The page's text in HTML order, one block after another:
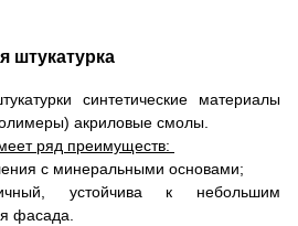
штукатурка
синтетические материалы
акриловые смолы.
ряд преимуществ:
с минеральными основами;
устойчива к небольшим
фасада.